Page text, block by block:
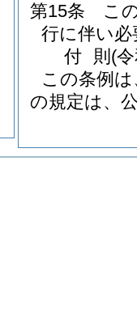
第15条
こ
行に伴い
付 則 (
この条例
の規定は、